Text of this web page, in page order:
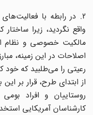
2. در رابطه با
واقع نگردید، زیرا ساختار
مالکیت خصوصی و نظام
اصلاحات در این زمینه،
رعیتی را می‌‌طلبید که خود
از ابتدای طرح، قرار بر
روستاییان و افراد بومی
کارشناسان آمریکایی